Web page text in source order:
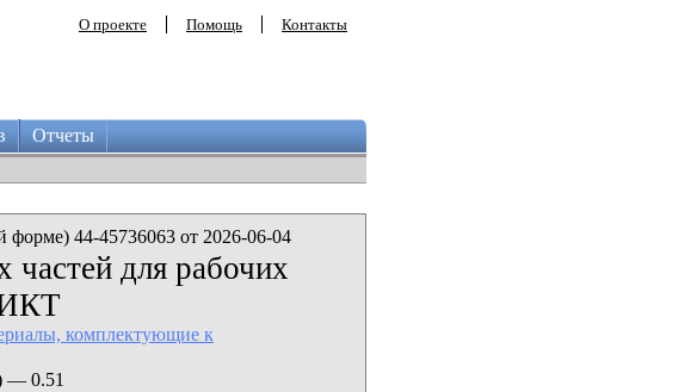
О проекте Помощь Контакты
Отчеты
форме) 44-45736063 от 2026-06-04
частей для рабочих
ИКТ
комплектующие к
— 0.51